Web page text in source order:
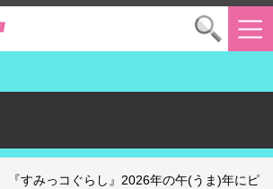
『すみっコぐらし』2026年の午(うま)年にピ